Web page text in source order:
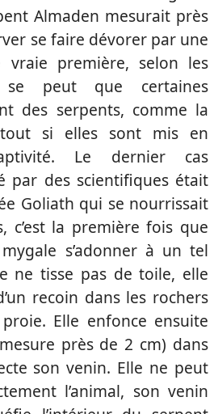
Almaden mesurait près
se faire dévorer par une
vraie première, selon les
se peut que certaines
des serpents, comme la
si elles sont mis en
Le dernier cas
par des scientifiques était
Goliath qui se nourrissait
c’est la première fois que
s’adonner à un tel
ne tisse pas de toile, elle
recoin dans les rochers
Elle enfonce ensuite
près de 2 cm) dans
son venin. Elle ne peut
l’animal, son venin